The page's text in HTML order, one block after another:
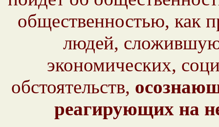
общественностью, как
людей,
экономических,
обстоятельств,
реагирующих на